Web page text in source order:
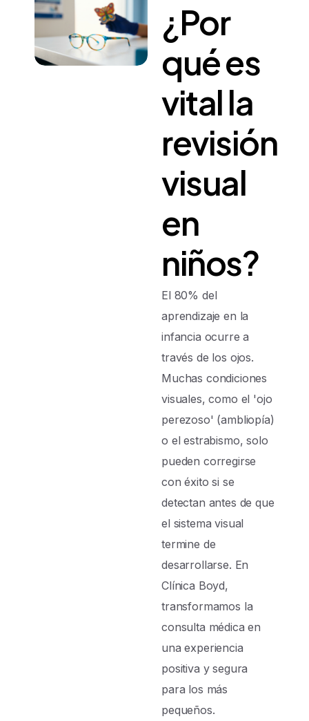
¿Por
quées
vitalla
revisión
visual
en
niños?
El 80% del
aprendizaje en la
infancia ocurre a
través de los ojos.
Muchas condiciones
visuales, como el 'ojo
perezoso' (ambliopía)
o el estrabismo, solo
pueden corregirse
con éxito si se
detectan antes de que
el sistema visual
termine de
desarrollarse. En
Clínica Boyd,
transformamos la
consulta médica en
una experiencia
positiva y segura
para los más
pequeños.